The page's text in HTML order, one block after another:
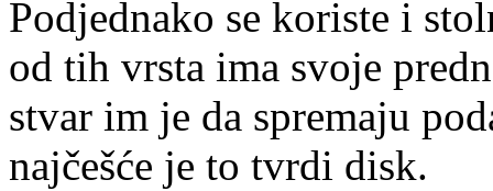
Podjednako se koriste i
od tih vrsta ima svoje
stvar im je da spremaju
najčešće je to tvrdi disk.